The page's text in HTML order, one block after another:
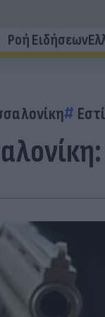
Ροή Ειδήσεων